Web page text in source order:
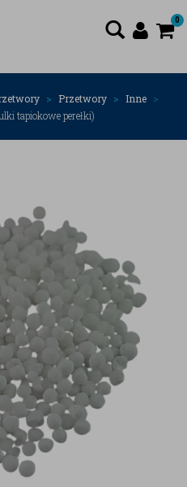
0
Przetwory
Inne
tapiokowe perełki)